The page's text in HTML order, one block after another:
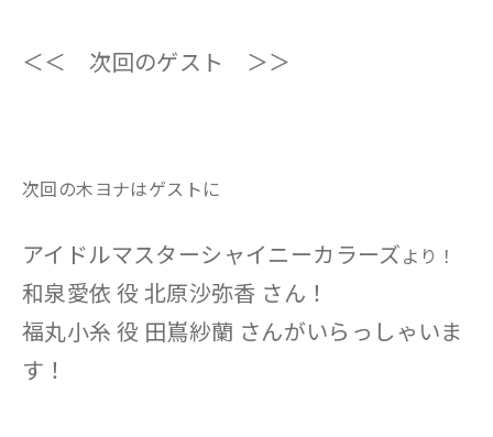
＜＜ 次回のゲスト ＞＞
次回の木ヨナはゲストに
アイドルマスターシャイニーカラーズより！
和泉愛依 役 北原沙弥香 さん！
福丸小糸 役 田嶌紗蘭 さんがいらっしゃいま
す！